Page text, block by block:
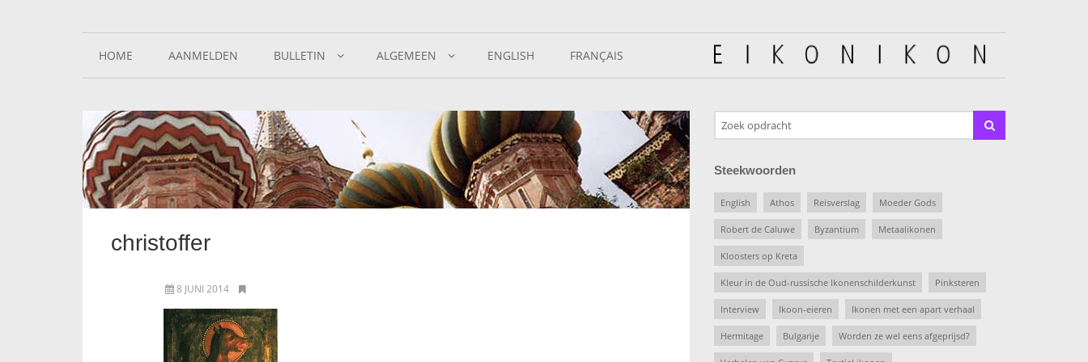
HOME AANMELDEN BULLETIN ALGEMEEN ENGLISH FRANÇAIS
christoffer
8 JUNI 2014
Steekwoorden
English Athos Reisverslag Moeder Gods
Robert de Caluwe Byzantium Metaalikonen
Kloosters op Kreta
Kleur in de Oud-russische Ikonenschilderkunst Pinksteren
Interview Ikoon-eieren Ikonen met een apart verhaal
Hermitage Bulgarije Worden ze wel eens afgeprijsd?